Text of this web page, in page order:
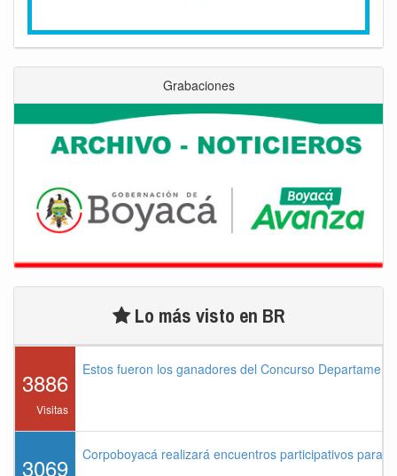
Grabaciones
Lo más visto en BR
3886
Visitas
Estos fueron los ganadores del Concurso
3069 Corpoboyacá realizará encuentros participativos para